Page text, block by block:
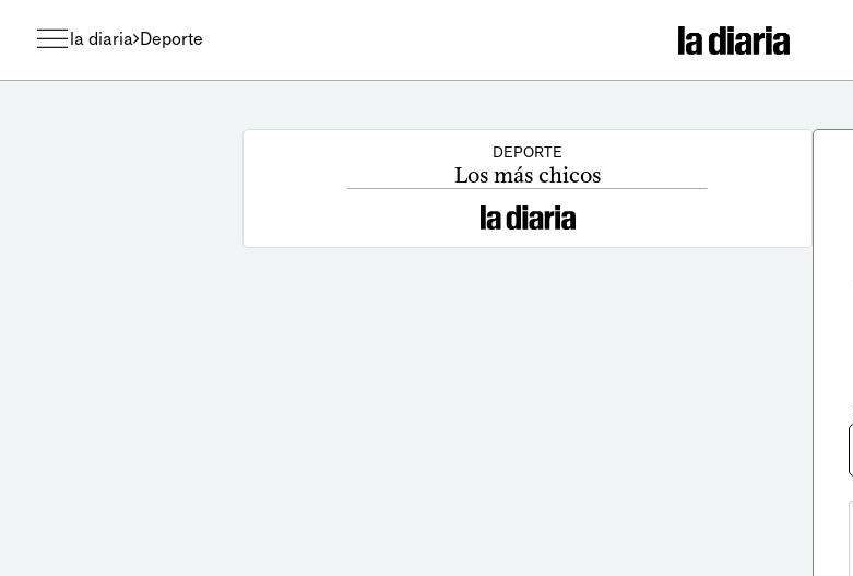
la diaria Deporte
DEPORTE
Los más chicos